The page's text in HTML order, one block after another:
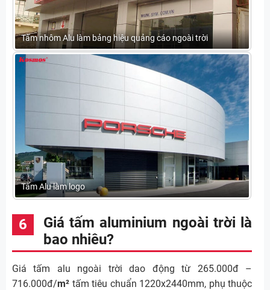
Tấm nhôm Alu làm bảng hiệu quảng cáo ngoài trời
Tấm Alu làm logo
Giá tấm aluminium ngoài trời là
bao nhiêu?
Giá tấm alu ngoài trời dao động từ 265.000đ –
716.000đ/m² tấm tiêu chuẩn 1220x2440mm, phụ thuộc